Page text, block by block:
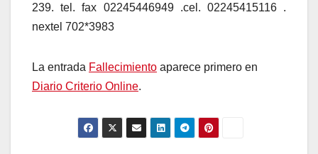
239. tel. fax 02245446949 .cel. 02245415116 .
nextel 702*3983
La entrada Fallecimiento aparece primero en
Diario Criterio Online.